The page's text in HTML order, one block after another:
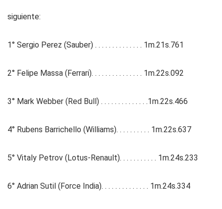
siguiente:
1° Sergio Perez (Sauber) . . . . . . . . . . . . . . 1m.21s.761
2° Felipe Massa (Ferrari). . . . . . . . . . . . . . . 1m.22s.092
3° Mark Webber (Red Bull) . . . . . . . . . . . . . .1m.22s.466
4° Rubens Barrichello (Williams). . . . . . . . . . 1m.22s.637
5° Vitaly Petrov (Lotus-Renault). . . . . . . . . . . 1m.24s.233
6° Adrian Sutil (Force India). . . . . . . . . . . . . . 1m.24s.334